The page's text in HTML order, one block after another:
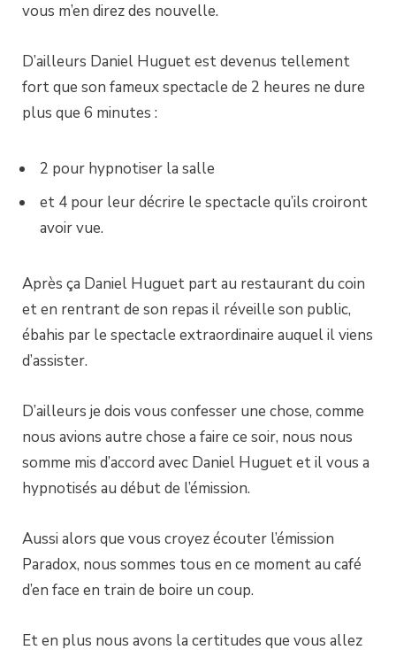
vous m’en direz des nouvelle.
D’ailleurs Daniel Huguet est devenus tellement
fort que son fameux spectacle de 2 heures ne dure
plus que 6 minutes :
2 pour hypnotiser la salle
et 4 pour leur décrire le spectacle qu’ils croiront
avoir vue.
Après ça Daniel Huguet part au restaurant du coin
et en rentrant de son repas il réveille son public,
ébahis par le spectacle extraordinaire auquel il viens
d’assister.
D’ailleurs je dois vous confesser une chose, comme
nous avions autre chose a faire ce soir, nous nous
somme mis d’accord avec Daniel Huguet et il vous a
hypnotisés au début de l’émission.
Aussi alors que vous croyez écouter l’émission
Paradox, nous sommes tous en ce moment au café
d’en face en train de boire un coup.
Et en plus nous avons la certitudes que vous allez